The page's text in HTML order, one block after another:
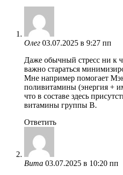
Олег 03.07.2025 в 9:27 пп
Даже обычный стресс ни к
важно стараться
Мне например помогает
поливитамины (энергия +
что в составе здесь
витамины группы B.
Ответить
Вита 03.07.2025 в 10:20 пп